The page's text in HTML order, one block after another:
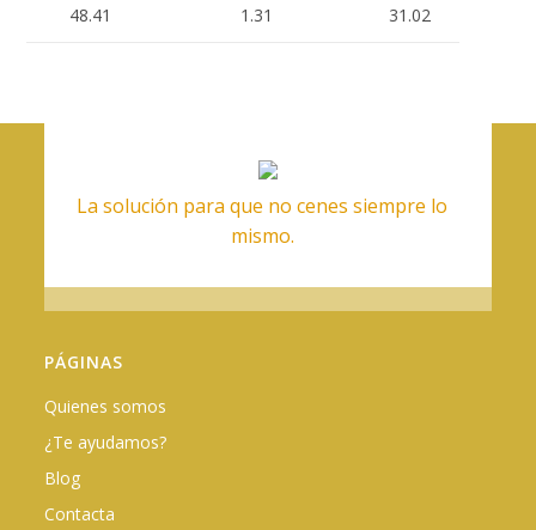
48.41 1.31 31.02
La solución para que no cenes siempre lo
mismo.
PÁGINAS
Quienes somos
¿Te ayudamos?
Blog
Contacta